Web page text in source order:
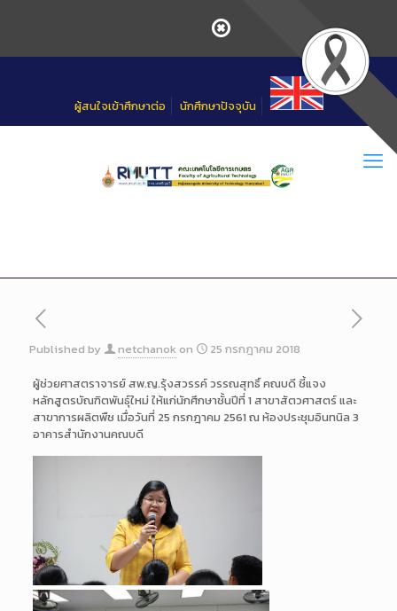
ผู้สนใจเข้าศึกษาต่อ นักศึกษาปัจจุบัน
Published by netchanok on 25 กรกฎาคม 2018
ผู้ช่วยศาสตราจารย์ สพ.ญ.รุ้งสวรรค์ วรรณสุทธิ์ คณบดี ชี้แจง
หลักสูตรบัณฑิตพันธุ์ใหม่ ให้แก่นักศึกษาชั้นปีที่ 1 สาขาสัตวศาสตร์ และ
สาขาการผลิตพืช เมื่อวันที่ 25 กรกฎาคม 2561 ณ ห้องประชุมอินทนิล 3
อาคารสำนักงานคณบดี